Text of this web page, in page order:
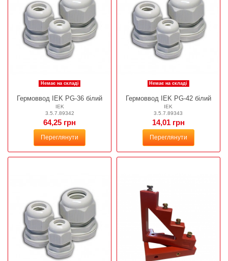
Немає на складі
Гермоввод IEK PG-36 білий
IEK
3.5.7.89342
64,25 грн
Переглянути
Немає на складі
Гермоввод IEK PG-42 білий
IEK
3.5.7.89343
14,01 грн
Переглянути